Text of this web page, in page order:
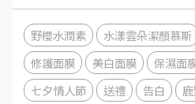
野櫻水潤素 水漾雲朵潔顏慕斯
修護面膜
美白面膜 保濕面
七夕情人節
送禮 告白